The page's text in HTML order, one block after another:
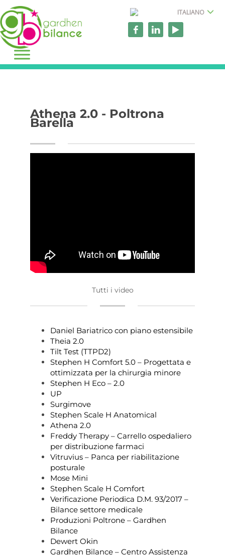
ITALIANO
Athena 2.0 - Poltrona
Barella
Tutti i video
Daniel Bariatrico con piano estensibile
Theia 2.0
Tilt Test (TTPD2)
Stephen H Comfort 5.0 – Progettata e
ottimizzata per la chirurgia minore
Stephen H Eco – 2.0
UP
Surgimove
Stephen Scale H Anatomical
Athena 2.0
Freddy Therapy – Carrello ospedaliero
per distribuzione farmaci
Vitruvius – Panca per riabilitazione
posturale
Mose Mini
Stephen Scale H Comfort
Verificazione Periodica D.M. 93/2017 –
Bilance settore medicale
Produzioni Poltrone – Gardhen
Bilance
Dewert Okin
Gardhen Bilance – Centro Assistenza